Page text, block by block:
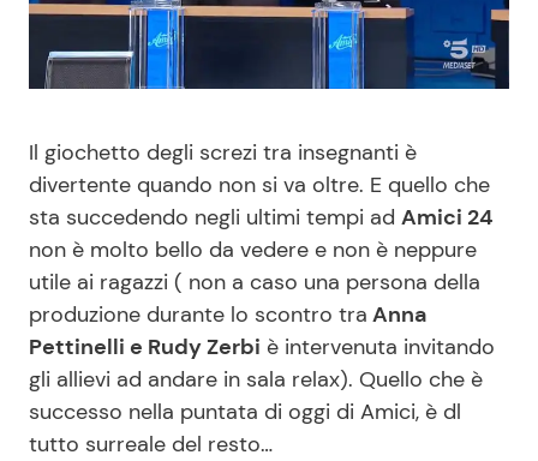
Mondo Mamma
Salute
Viaggi e Turismo
Festività
Le Ricette in TV
Ricette Facili e Veloci
Ricette Feste
Ricette per Bambini
Seguici
Il giochetto degli screzi tra insegnanti è
divertente quando non si va oltre. E quello che
sta succedendo negli ultimi tempi ad Amici 24
non è molto bello da vedere e non è neppure
utile ai ragazzi ( non a caso una persona della
produzione durante lo scontro tra Anna
Pettinelli e Rudy Zerbi è intervenuta invitando
gli allievi ad andare in sala relax). Quello che è
successo nella puntata di oggi di Amici, è dl
tutto surreale del resto…